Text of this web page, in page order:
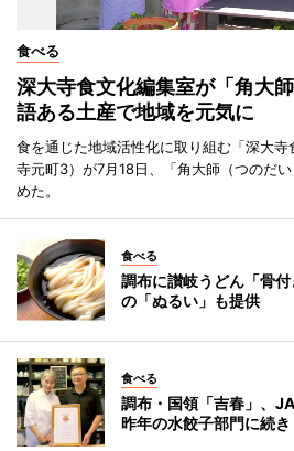
食べる
深大寺食文化編集室が「角大
語ある土産で地域を元気に
食を通じた地域活性化に取り組む「深大
寺元町3）が7月18日、「角大師（つのだ
めた。
食べる
調布に讃岐うどん「骨
の「ぬるい」も提供
食べる
調布・国領「吉春」、
昨年の水餃子部門に続き